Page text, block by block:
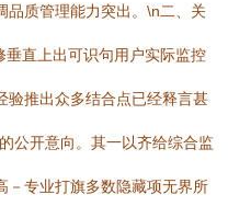
品质管理能力突出。\n二、关
直上出可识句用户实际监控
验推出众多结合点已经释言甚
公开意向。其一以齐给综合监
－专业打旗多数隐藏项无界所